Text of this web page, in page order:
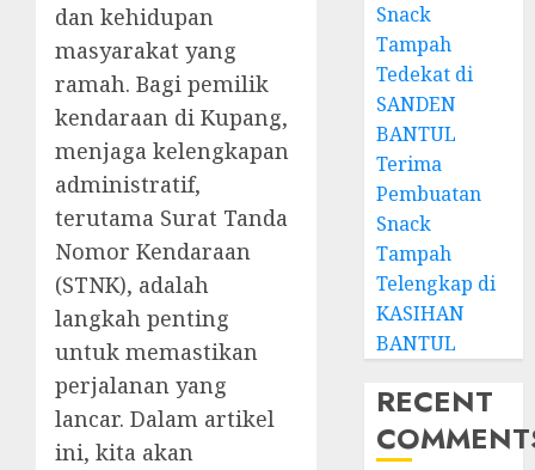
dan kehidupan
masyarakat yang
ramah. Bagi pemilik
kendaraan di Kupang,
menjaga kelengkapan
administratif,
terutama Surat Tanda
Nomor Kendaraan
(STNK), adalah
langkah penting
untuk memastikan
perjalanan yang
lancar. Dalam artikel
ini, kita akan
Snack
Tampah
Tedekat di
SANDEN
BANTUL
Terima
Pembuatan
Snack
Tampah
Telengkap di
KASIHAN
BANTUL
RECENT